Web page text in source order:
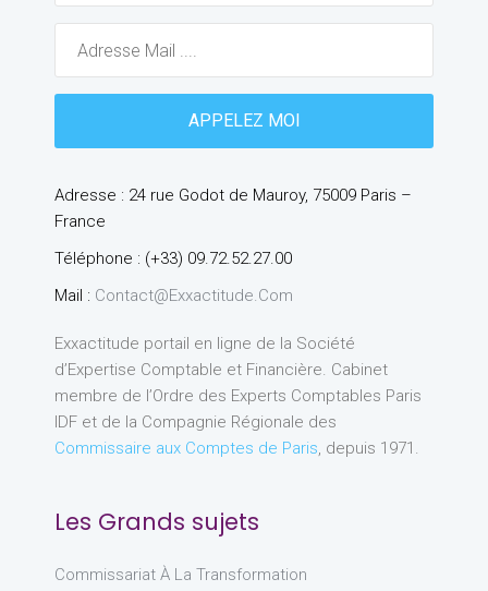
Adresse : 24 rue Godot de Mauroy, 75009 Paris –
France
Téléphone : (+33) 09.72.52.27.00
Mail : Contact@exxactitude.com
Exxactitude portail en ligne de la Société
d’Expertise Comptable et Financière. Cabinet
membre de l’Ordre des Experts Comptables Paris
IDF et de la Compagnie Régionale des
Commissaire aux Comptes de Paris, depuis 1971.
Les Grands sujets
Commissariat À La Transformation